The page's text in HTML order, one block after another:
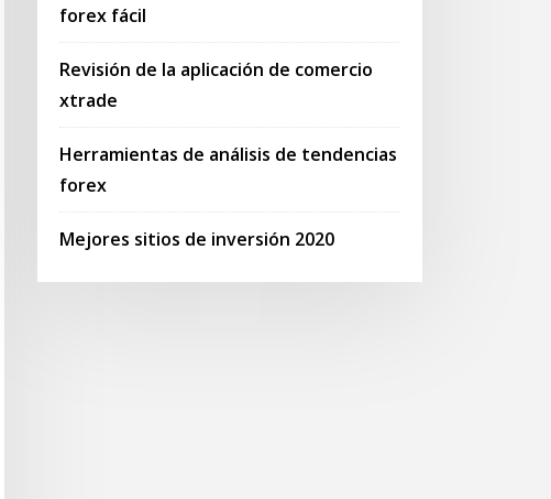
forex fácil
Revisión de la aplicación de comercio
xtrade
Herramientas de análisis de tendencias
forex
Mejores sitios de inversión 2020